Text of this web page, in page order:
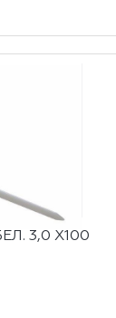
3,0 Х100